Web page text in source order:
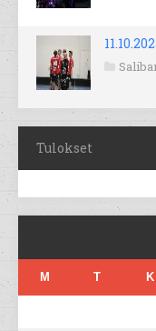
Tulokset
M T K